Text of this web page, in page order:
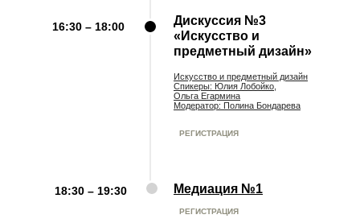
Медиация №1
18:30 – 19:30
РЕГИСТРАЦИЯ
Дискуссия №3
«Искусство и
предметный дизайн»
Искусство и предметный дизайн
Спикеры: Юлия Лобойко,
Ольга Егармина
Модератор: Полина Бондарева
РЕГИСТРАЦИЯ
16:30 – 18:00